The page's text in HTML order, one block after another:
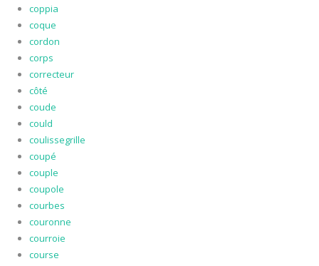
coppia
coque
cordon
corps
correcteur
côté
coude
could
coulissegrille
coupé
couple
coupole
courbes
couronne
courroie
course